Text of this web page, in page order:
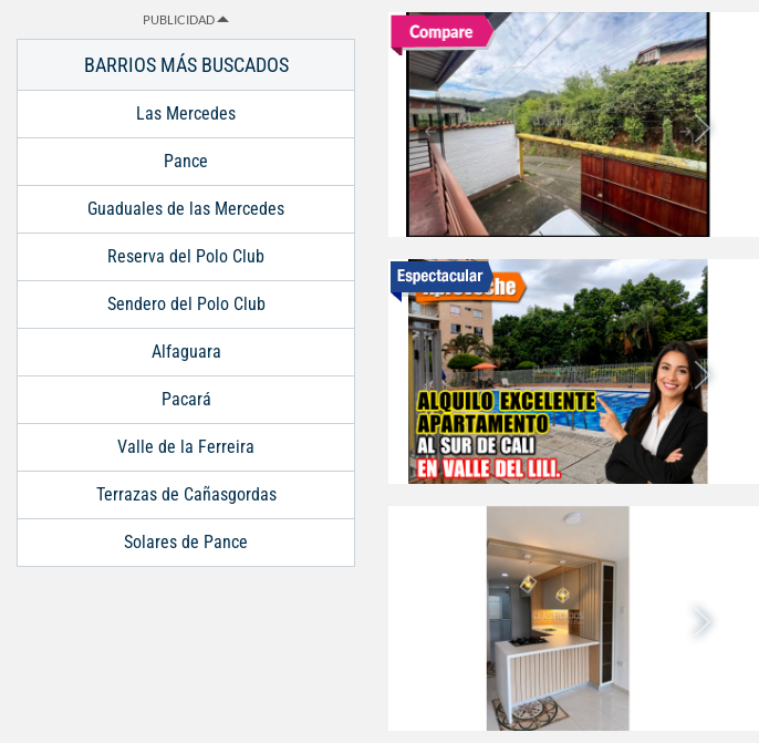
PUBLICIDAD
BARRIOS MÁS BUSCADOS
Las Mercedes
Pance
Guaduales de las Mercedes
Reserva del Polo Club
Sendero del Polo Club
Alfaguara
Pacará
Valle de la Ferreira
Terrazas de Cañasgordas
Solares de Pance